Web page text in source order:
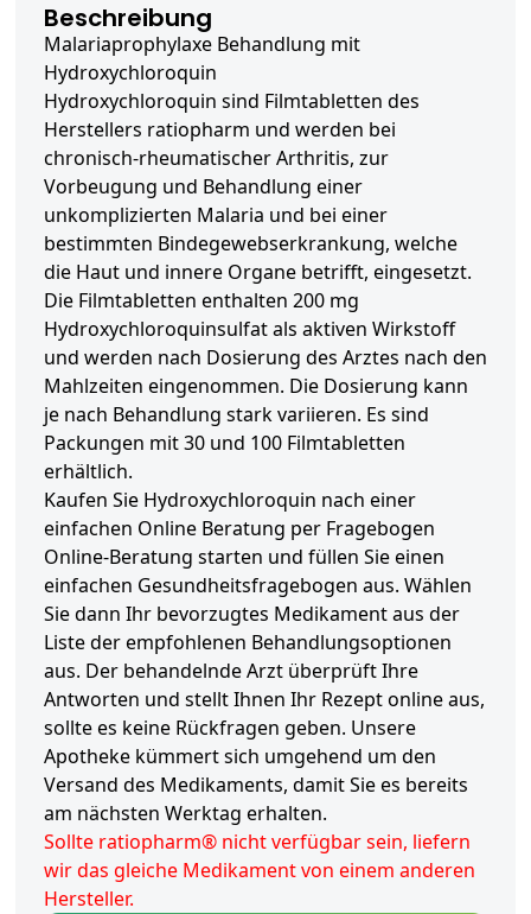
Beschreibung
Malariaprophylaxe Behandlung mit
Hydroxychloroquin
Hydroxychloroquin sind Filmtabletten des
Herstellers ratiopharm und werden bei
chronisch-rheumatischer Arthritis, zur
Vorbeugung und Behandlung einer
unkomplizierten Malaria und bei einer
bestimmten Bindegewebserkrankung, welche
die Haut und innere Organe betrifft, eingesetzt.
Die Filmtabletten enthalten 200 mg
Hydroxychloroquinsulfat als aktiven Wirkstoff
und werden nach Dosierung des Arztes nach den
Mahlzeiten eingenommen. Die Dosierung kann
je nach Behandlung stark variieren. Es sind
Packungen mit 30 und 100 Filmtabletten
erhältlich.
Kaufen Sie Hydroxychloroquin nach einer
einfachen Online Beratung per Fragebogen
Online-Beratung starten und füllen Sie einen
einfachen Gesundheitsfragebogen aus. Wählen
Sie dann Ihr bevorzugtes Medikament aus der
Liste der empfohlenen Behandlungsoptionen
aus. Der behandelnde Arzt überprüft Ihre
Antworten und stellt Ihnen Ihr Rezept online aus,
sollte es keine Rückfragen geben. Unsere
Apotheke kümmert sich umgehend um den
Versand des Medikaments, damit Sie es bereits
am nächsten Werktag erhalten.
Sollte ratiopharm® nicht verfügbar sein, liefern
wir das gleiche Medikament von einem anderen
Hersteller.